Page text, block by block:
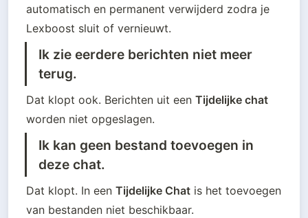
automatisch en permanent verwijderd zodra je
Lexboost sluit of vernieuwt.
Ik zie eerdere berichten niet meer
terug.
Dat klopt ook. Berichten uit een Tijdelijke chat
worden niet opgeslagen.
Ik kan geen bestand toevoegen in
deze chat.
Dat klopt. In een Tijdelijke Chat is het toevoegen
van bestanden niet beschikbaar.